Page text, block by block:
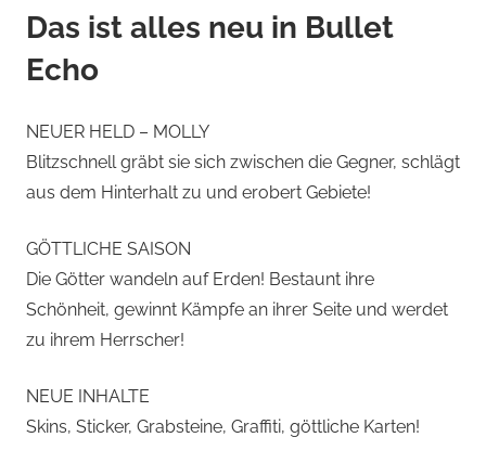
Das ist alles neu in Bullet
Echo
NEUER HELD – MOLLY
Blitzschnell gräbt sie sich zwischen die Gegner, schlägt
aus dem Hinterhalt zu und erobert Gebiete!
GÖTTLICHE SAISON
Die Götter wandeln auf Erden! Bestaunt ihre
Schönheit, gewinnt Kämpfe an ihrer Seite und werdet
zu ihrem Herrscher!
NEUE INHALTE
Skins, Sticker, Grabsteine, Graffiti, göttliche Karten!